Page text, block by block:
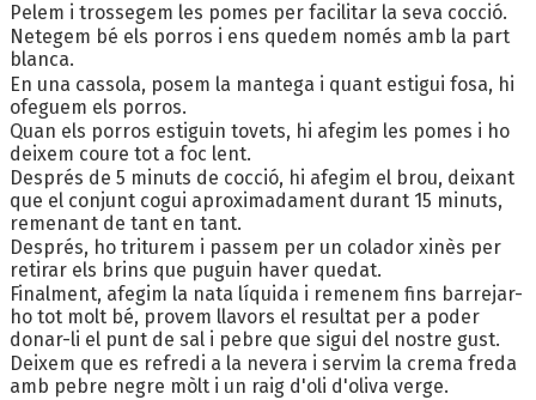
Pelem i trossegem les pomes per facilitar la seva cocció.
Netegem bé els porros i ens quedem només amb la part
blanca.
En una cassola, posem la mantega i quant estigui fosa, hi
ofeguem els porros.
Quan els porros estiguin tovets, hi afegim les pomes i ho
deixem coure tot a foc lent.
Després de 5 minuts de cocció, hi afegim el brou, deixant
que el conjunt cogui aproximadament durant 15 minuts,
remenant de tant en tant.
Després, ho triturem i passem per un colador xinès per
retirar els brins que puguin haver quedat.
Finalment, afegim la nata líquida i remenem fins barrejar-
ho tot molt bé, provem llavors el resultat per a poder
donar-li el punt de sal i pebre que sigui del nostre gust.
Deixem que es refredi a la nevera i servim la crema freda
amb pebre negre mòlt i un raig d'oli d'oliva verge.